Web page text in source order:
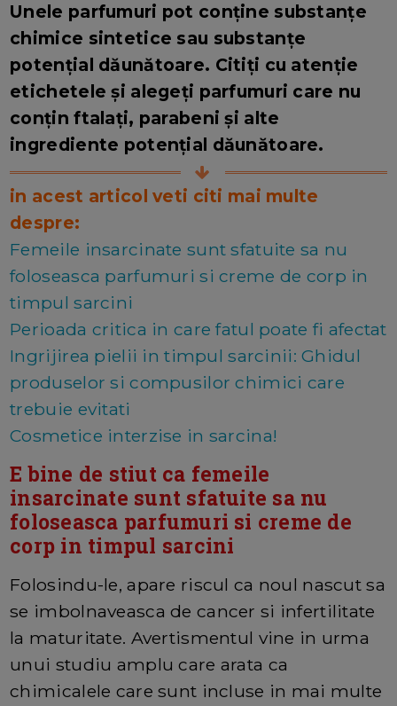
Unele parfumuri pot conține substanțe
chimice sintetice sau substanțe
potențial dăunătoare. Citiți cu atenție
etichetele și alegeți parfumuri care nu
conțin ftalați, parabeni și alte
ingrediente potențial dăunătoare.
in acest articol veti citi mai multe
despre:
Femeile insarcinate sunt sfatuite sa nu
foloseasca parfumuri si creme de corp in
timpul sarcini
Perioada critica in care fatul poate fi afectat
Ingrijirea pielii in timpul sarcinii: Ghidul
produselor si compusilor chimici care
trebuie evitati
Cosmetice interzise in sarcina!
E bine de stiut ca femeile
insarcinate sunt sfatuite sa nu
foloseasca parfumuri si creme de
corp in timpul sarcini
Folosindu-le, apare riscul ca noul nascut sa
se imbolnaveasca de cancer si infertilitate
la maturitate. Avertismentul vine in urma
unui studiu amplu care arata ca
chimicalele care sunt incluse in mai multe